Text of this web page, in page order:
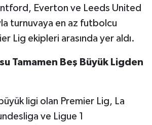
Everton ve Leeds United
turnuvaya en az futbolcu
Lig ekipleri arasında yer aldı.
Tamamen Beş Büyük Ligden
ligi olan Premier Lig, La
ve Ligue 1